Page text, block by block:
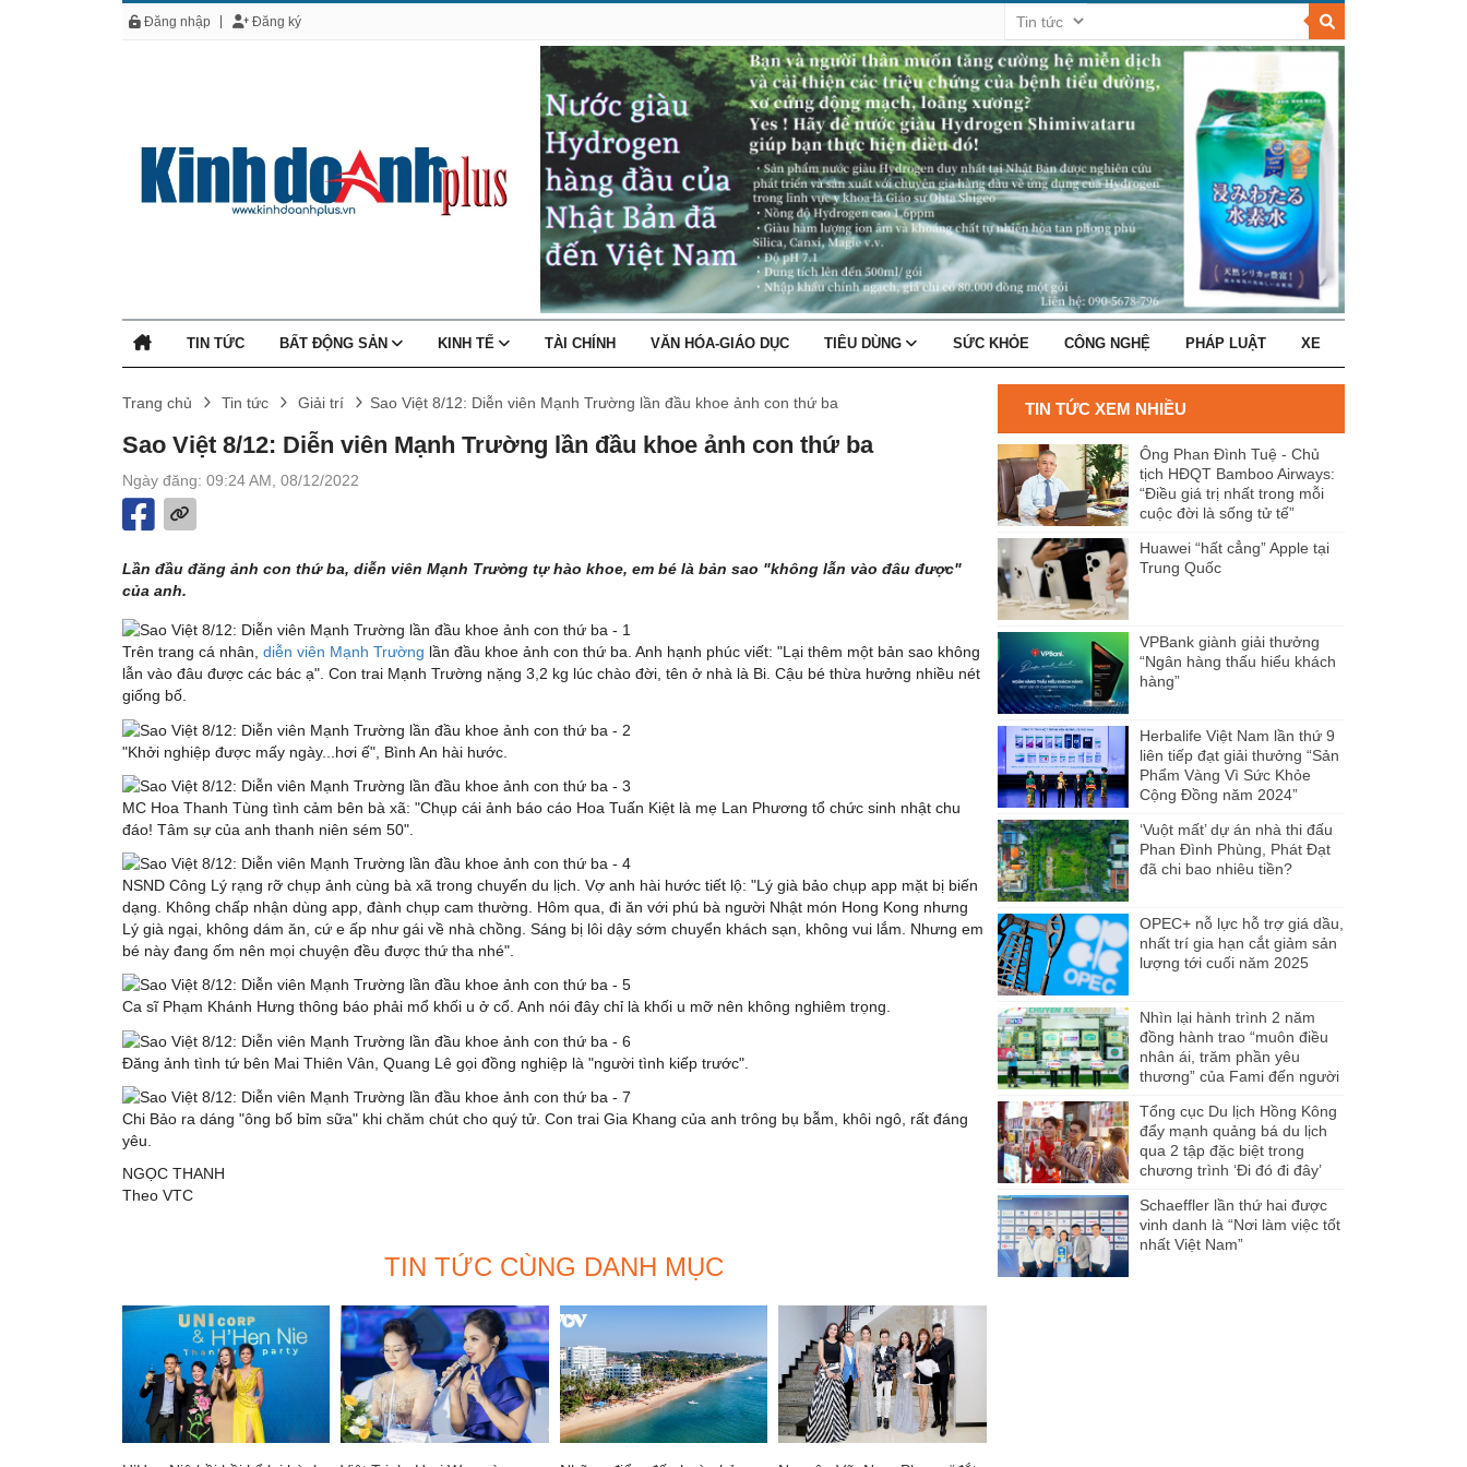
Đăng nhập Đăng ký
TIN TỨC BẤT ĐỘNG SẢN KINH TẾ TÀI CHÍNH VĂN HÓA-GIÁO DỤC TIÊU DÙNG SỨC KHỎE CÔNG NGHỆ PHÁP LUẬT XE
Trang chủ Tin tức Giải trí Sao Việt 8/12: Diễn viên Mạnh Trường lần đầu khoe ảnh con thứ ba
Sao Việt 8/12: Diễn viên Mạnh Trường lần đầu khoe ảnh con thứ ba
Ngày đăng: 09:24 AM, 08/12/2022
Lần đầu đăng ảnh con thứ ba, diễn viên Mạnh Trường tự hào khoe, em bé là bản sao "không lẫn vào đâu được"
của anh.
Trên trang cá nhân, diễn viên Mạnh Trường lần đầu khoe ảnh con thứ ba. Anh hạnh phúc viết: "Lại thêm một bản sao không
lẫn vào đâu được các bác ạ". Con trai Mạnh Trường nặng 3,2 kg lúc chào đời, tên ở nhà là Bi. Cậu bé thừa hưởng nhiều nét
giống bố.
"Khởi nghiệp được mấy ngày...hơi ế", Bình An hài hước.
MC Hoa Thanh Tùng tình cảm bên bà xã: "Chụp cái ảnh báo cáo Hoa Tuấn Kiệt là mẹ Lan Phương tổ chức sinh nhật chu
đáo! Tâm sự của anh thanh niên sém 50".
NSND Công Lý rạng rỡ chụp ảnh cùng bà xã trong chuyến du lịch. Vợ anh hài hước tiết lộ: "Lý già bảo chụp app mặt bị biến
dạng. Không chấp nhận dùng app, đành chụp cam thường. Hôm qua, đi ăn với phú bà người Nhật món Hong Kong nhưng
Lý già ngại, không dám ăn, cứ e ấp như gái về nhà chồng. Sáng bị lôi dậy sớm chuyển khách sạn, không vui lắm. Nhưng em
bé này đang ốm nên mọi chuyện đều được thứ tha nhé".
Ca sĩ Phạm Khánh Hưng thông báo phải mổ khối u ở cổ. Anh nói đây chỉ là khối u mỡ nên không nghiêm trọng.
Đăng ảnh tình tứ bên Mai Thiên Vân, Quang Lê gọi đồng nghiệp là "người tình kiếp trước".
Chi Bảo ra dáng "ông bố bỉm sữa" khi chăm chút cho quý tử. Con trai Gia Khang của anh trông bụ bẫm, khôi ngô, rất đáng
yêu.
NGỌC THANH
Theo VTC
TIN TỨC CÙNG DANH MỤC
TIN TỨC XEM NHIỀU
Ông Phan Đình Tuệ - Chủ
tịch HĐQT Bamboo Airways:
“Điều giá trị nhất trong mỗi
cuộc đời là sống tử tế”
Huawei “hất cẳng” Apple tại
Trung Quốc
VPBank giành giải thưởng
“Ngân hàng thấu hiểu khách
hàng”
Herbalife Việt Nam lần thứ 9
liên tiếp đạt giải thưởng “Sản
Phẩm Vàng Vì Sức Khỏe
Cộng Đồng năm 2024”
‘Vuột mất’ dự án nhà thi đấu
Phan Đình Phùng, Phát Đạt
đã chi bao nhiêu tiền?
OPEC+ nỗ lực hỗ trợ giá dầu,
nhất trí gia hạn cắt giảm sản
lượng tới cuối năm 2025
Nhìn lại hành trình 2 năm
đồng hành trao “muôn điều
nhân ái, trăm phần yêu
thương” của Fami đến người
Tổng cục Du lịch Hồng Kông
đẩy mạnh quảng bá du lịch
qua 2 tập đặc biệt trong
chương trình ‘Đi đó đi đây’
Schaeffler lần thứ hai được
vinh danh là “Nơi làm việc tốt
nhất Việt Nam”